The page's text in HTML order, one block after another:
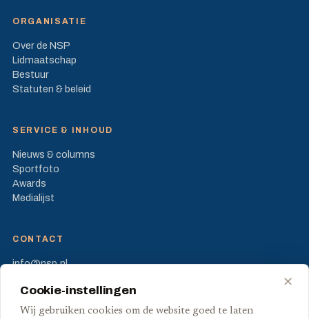
ORGANISATIE
Over de NSP
Lidmaatschap
Bestuur
Statuten & beleid
SERVICE & INHOUD
Nieuws & columns
Sportfoto
Awards
Medialijst
CONTACT
info@nsp.nl
2595 BM Den Haag
✕
Cookie-instellingen
Wij gebruiken cookies om de website goed te laten